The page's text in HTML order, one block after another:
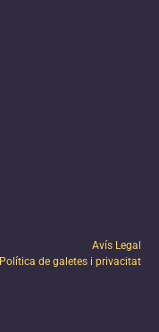
Avís Legal
Política de galetes i privacitat